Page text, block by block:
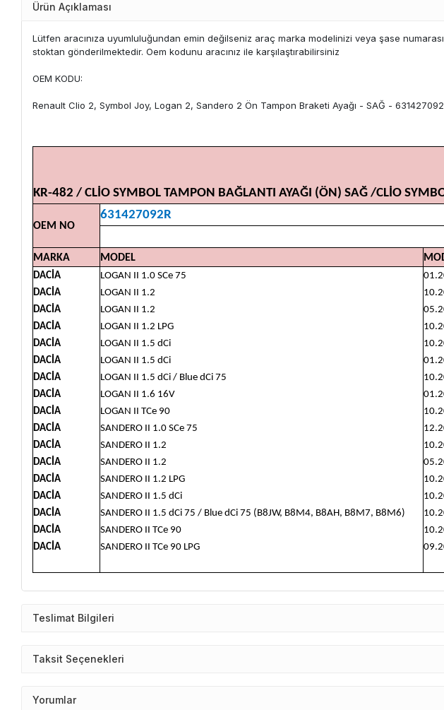
Ürün Açıklaması
Lütfen aracınıza uyumluluğundan emin değilseniz araç marka modelinizi veya şase
stoktan gönderilmektedir. Oem kodunu aracınız ile karşılaştırabilirsiniz
OEM KODU:
Renault Clio 2, Symbol Joy, Logan 2, Sandero 2 Ön Tampon Braketi Ayağı - SAĞ -
KR-482 / CLİO SYMBOL TAMPON BAĞLANTI AYAĞI (ÖN) SAĞ /CLİO
OEM NO
631427092R
MARKA MODEL
DACİA LOGAN II 1.0 SCe 75
DACİA
LOGAN II 1.2
DACİA
LOGAN II 1.2
DACİA
LOGAN II 1.2 LPG
DACİA
LOGAN II 1.5 dCi
DACİA
LOGAN II 1.5 dCi
DACİA
LOGAN II 1.5 dCi / Blue dCi 75
DACİA
LOGAN II 1.6 16V
DACİA
LOGAN II TCe 90
DACİA
SANDERO II 1.0 SCe 75
DACİA
SANDERO II 1.2
DACİA
SANDERO II 1.2
DACİA
SANDERO II 1.2 LPG
DACİA
SANDERO II 1.5 dCi
DACİA
SANDERO II 1.5 dCi 75 / Blue dCi 75 (B8JW, B8M4, B8AH, B8M7, B8M6)
DACİA
SANDERO II TCe 90
DACİA
SANDERO II TCe 90 LPG
Teslimat Bilgileri
Taksit Seçenekleri
Yorumlar